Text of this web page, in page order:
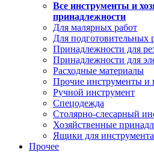
Все инструменты и
принадлежности
Для малярных работ
Для подготовительных
Принадлежности для
Принадлежности для
Расходные материалы
Прочие инструменты и
Ручной инструмент
Спецодежда
Столярно-слесарный
Хозяйственные
Ящики для инструмента
Прочее